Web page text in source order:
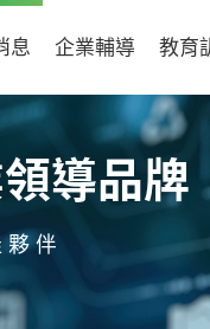
息 企業輔導 教育
導品牌
伴